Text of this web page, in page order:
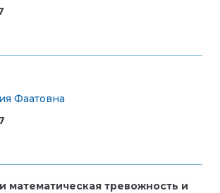
Фаатовна
математическая тревожность и